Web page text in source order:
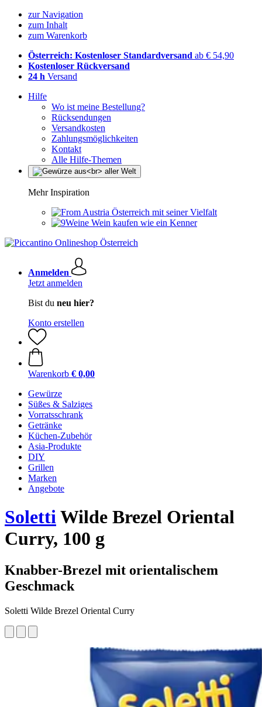
zur Navigation
zum Inhalt
zum Warenkorb
Österreich: Kostenloser Standardversand ab € 54,90
Kostenloser Rückversand
24 h Versand
Hilfe
Wo ist meine Bestellung?
Rücksendungen
Versandkosten
Zahlungsmöglichkeiten
Kontakt
Alle Hilfe-Themen
Mehr Inspiration
Österreich mit seiner Vielfalt
Wein kaufen wie ein Kenner
Anmelden
Jetzt anmelden
Bist du neu hier?
Konto erstellen
Warenkorb € 0,00
Gewürze
Süßes & Salziges
Vorratsschrank
Getränke
Küchen-Zubehör
Asia-Produkte
DIY
Grillen
Marken
Angebote
SolettiWilde Brezel Oriental
Curry, 100 g
Knabber-Brezel mit orientalischem
Geschmack
Soletti Wilde Brezel Oriental Curry